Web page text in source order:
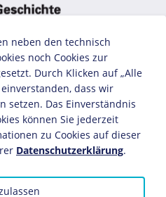
neben den technisch
noch Cookies zur
Durch Klicken auf „Alle
dass wir
setzen. Das Einverständnis
können Sie jederzeit
zu Cookies auf dieser
Datenschutzerklärung.